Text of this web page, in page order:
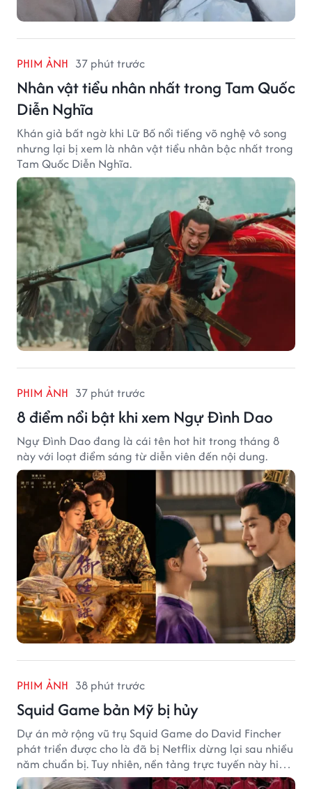
PHIM ẢNH 37 phút trước
Nhân vật tiểu nhân nhất trong Tam Quốc
Diễn Nghĩa
Khán giả bất ngờ khi Lữ Bố nổi tiếng võ nghệ vô song
nhưng lại bị xem là nhân vật tiểu nhân bậc nhất trong
Tam Quốc Diễn Nghĩa.
PHIM ẢNH 37 phút trước
8 điểm nổi bật khi xem Ngự Đình Dao
Ngự Đình Dao đang là cái tên hot hit trong tháng 8
này với loạt điểm sáng từ diễn viên đến nội dung.
PHIM ẢNH 38 phút trước
Squid Game bản Mỹ bị hủy
Dự án mở rộng vũ trụ Squid Game do David Fincher
phát triển được cho là đã bị Netflix dừng lại sau nhiều
năm chuẩn bị. Tuy nhiên, nền tảng trực tuyến này hiện
vẫn chưa đưa ra thông báo chính thức.